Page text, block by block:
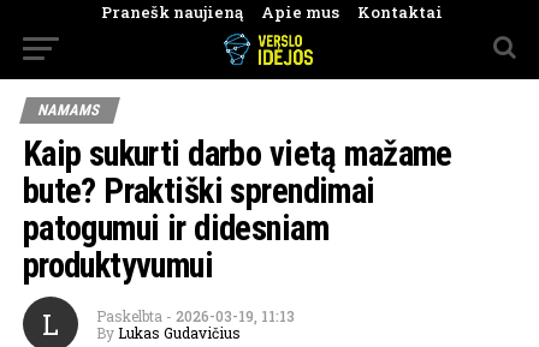
Pranešk naujieną Apie mus Kontaktai
NAMAMS
Kaip sukurti darbo vietą mažame
bute? Praktiški sprendimai
patogumui ir didesniam
produktyvumui
L Paskelbta - 2026-03-19, 11:13
By Lukas Gudavičius